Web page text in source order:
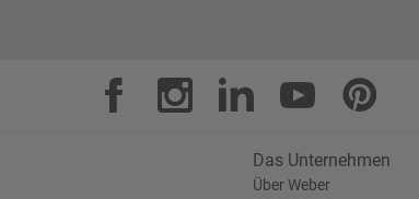
Das Unternehmen
Über Weber